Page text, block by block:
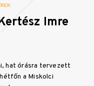
Imre
hat órásra tervezett
a Miskolci